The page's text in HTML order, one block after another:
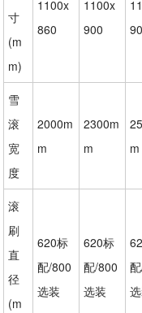
寸
(m
m)
1100x
860
1100x
900
雪
滚
宽
度
2000m
m
2300m
m
m
滚
刷
直
径
(m
620标
配/800
选装
620标
配/800
选装